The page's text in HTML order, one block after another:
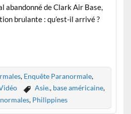
abandonné de Clark Air Base,
brulante : qu’est-il arrivé ?
, Enquête Paranormale,
Asie., base américaine,
, Philippines